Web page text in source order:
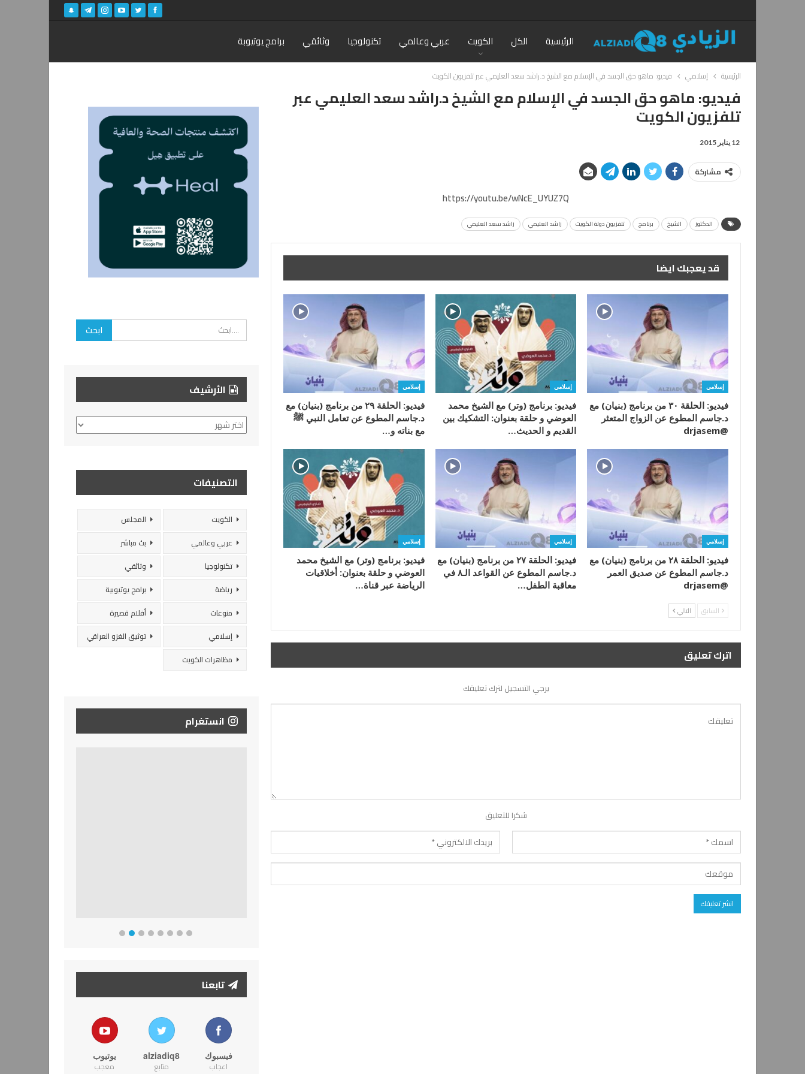
الرئيسية الكل الكويت عربي وعالمي تكنولوجيا وثائقي برامج يوتيوبة
الرئيسية إسلامي فيديو: ماهو حق الجسد في الإسلام مع الشيخ د.راشد سعد العليمي عبر تلفزيون الكويت
فيديو: ماهو حق الجسد في الإسلام مع الشيخ د.راشد سعد العليمي عبر
تلفزيون الكويت
12 يناير 2015
مشاركة
https://youtu.be/wNcE_UYUZ7Q
الدكتور الشيخ برنامج تلفزيون دولة الكويت راشد العليمي راشد سعد العليمي
قد يعجبك ايضا
إسلامي
فيديو: الحلقة ٣٠ من برنامج (بنيان) مع
د.جاسم المطوع عن الزواج المتعثر
@drjasem
إسلامي
فيديو: برنامج (وتر) مع الشيخ محمد
العوضي و حلقة بعنوان: التشكيك بين
القديم و الحديث…
إسلامي
فيديو: الحلقة ٢٩ من برنامج (بنيان) مع
د.جاسم المطوع عن تعامل النبي ﷺ
مع بناته و…
إسلامي
فيديو: الحلقة ٢٨ من برنامج (بنيان) مع
د.جاسم المطوع عن صديق العمر
@drjasem
إسلامي
فيديو: الحلقة ٢٧ من برنامج (بنيان) مع
د.جاسم المطوع عن القواعد الـ٨ في
معاقبة الطفل…
إسلامي
فيديو: برنامج (وتر) مع الشيخ محمد
العوضي و حلقة بعنوان: أخلاقيات
الرياضة عبر قناة…
السابق التالي
اترك تعليق
يرجي التسجيل لترك تعليقك
شكرا للتعليق
الأرشيف
الأرشيف
التصنيفات
الكويت
المجلس
عربي وعالمي
بث مباشر
تكنولوجيا
وثائقي
رياضة
برامج يوتيوبية
منوعات
أفلام قصيرة
إسلامي
توثيق الغزو العراقي
مظاهرات الكويت
انستغرام
تابعنا
فيسبوك
اعجاب
alziadiq8
متابع
يوتيوب
معجب